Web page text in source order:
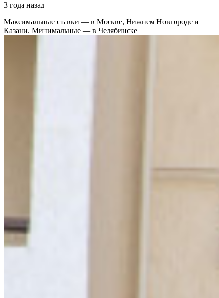
3 года назад
Максимальные ставки — в Москве, Нижнем Новгороде и
Казани. Минимальные — в Челябинске